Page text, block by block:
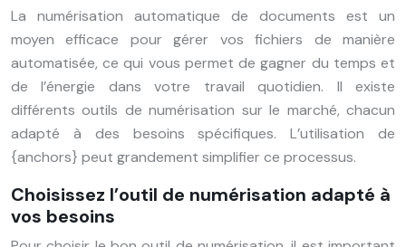
La numérisation automatique de documents est un
moyen efficace pour gérer vos fichiers de manière
automatisée, ce qui vous permet de gagner du temps et
de l’énergie dans votre travail quotidien. Il existe
différents outils de numérisation sur le marché, chacun
adapté à des besoins spécifiques. L’utilisation de
{anchors} peut grandement simplifier ce processus.
Choisissez l’outil de numérisation adapté à
vos besoins